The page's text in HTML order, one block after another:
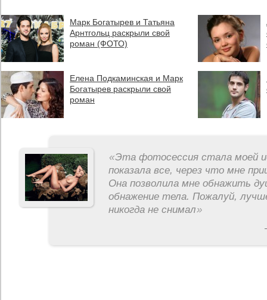
Марк Богатырев и Татьяна
Арнтгольц раскрыли свой
роман (ФОТО)
Елена Подкаминская и Марк
Богатырев раскрыли свой
роман
«Эта фотосессия стала моей
показала все, через что мне
Она позволила мне обнажить
обнажение тела. Пожалуй,
никогда не снимал»